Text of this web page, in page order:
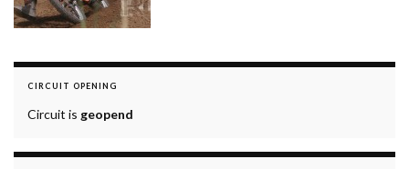
CIRCUIT OPENING
Circuit is geopend